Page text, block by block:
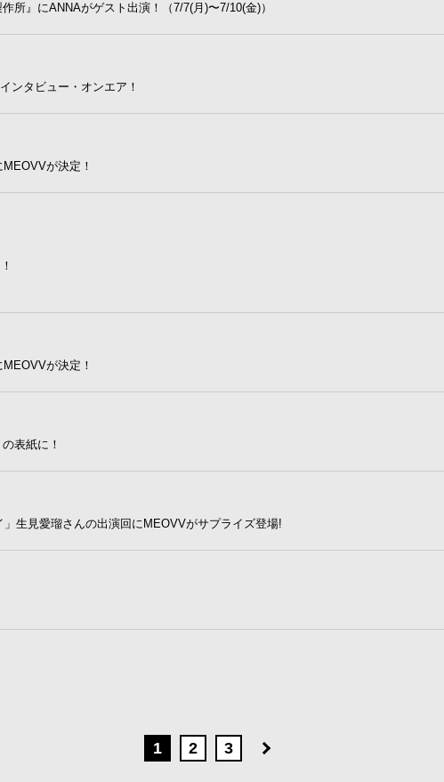
所』にANNAがゲスト出演！（7/7(月)〜7/10(金)）
ンタビュー・オンエア！
が決定！
が決定！
表紙に！
生見愛瑠さんの出演回にMEOVVがサプライズ登場!
1 2 3